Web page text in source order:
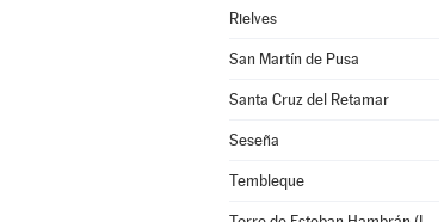
Rielves
San Martín de Pusa
Santa Cruz del Retamar
Seseña
Tembleque